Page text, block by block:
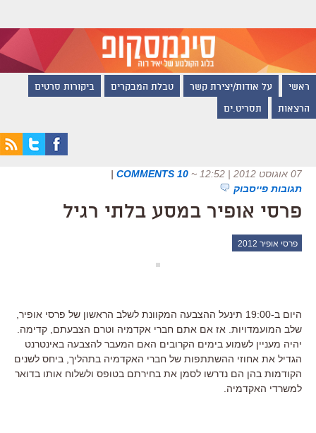
ראשי על אודות/יצירת קשר טבלת המבקרים ביקורות סרטים
הרצאות תסריט.ים
07 אוגוסט 2012 | 12:52 ~
10 COMMENTS
|
תגובות פייסבוק
פרסי אופיר במסע בלתי רגיל
פרסי אופיר 2012
היום ב-19:00 תינעל ההצבעה המקוונת לשלב הראשון של פרסי אופיר,
שלב המועמדויות. אז אם אתם חברי אקדמיה וטרם הצבעתם, קדימה.
יהיה מעניין לשמוע בימים הקרובים האם המעבר להצבעה באינטרנט
הגדיל את אחוזי ההשתתפות של חברי האקדמיה בתהליך, ביחס לשנים
הקודמות בהן הם נדרשו לסמן את בחירתם בטופס ולשלוח אותו בדואר
למשרדי האקדמיה.